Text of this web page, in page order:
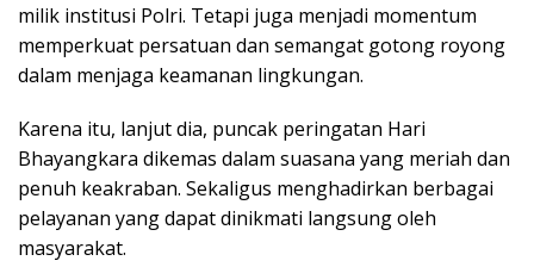
milik institusi Polri. Tetapi juga menjadi momentum
memperkuat persatuan dan semangat gotong royong
dalam menjaga keamanan lingkungan.
Karena itu, lanjut dia, puncak peringatan Hari
Bhayangkara dikemas dalam suasana yang meriah dan
penuh keakraban. Sekaligus menghadirkan berbagai
pelayanan yang dapat dinikmati langsung oleh
masyarakat.